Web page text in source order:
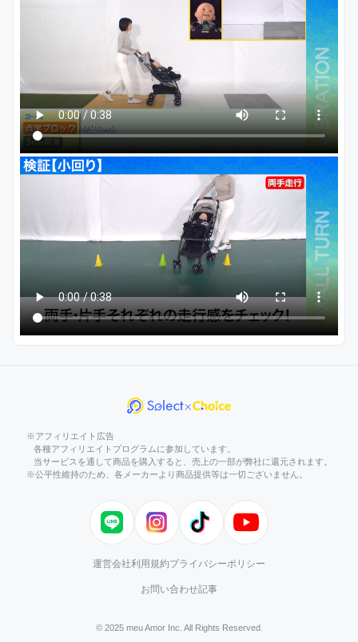
※アフィリエイト広告
各種アフィリエイトプログラムに参加しています。
当サービスを通して商品を購入すると、売上の一部が弊社に還元されます。
※公平性維持のため、各メーカーより商品提供等は一切ございません。
LINE InstagramTikTok YouTube
運営会社利用規約プライバシーポリシー
お問い合わせ記事
© 2025 meu Amor Inc. All Rights Reserved.